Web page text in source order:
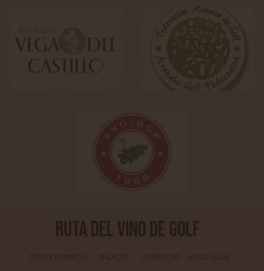
Ruta del Vino de Golf
OTROS TORNEOS ENLACES CONTACTO
AVISO LEGAL